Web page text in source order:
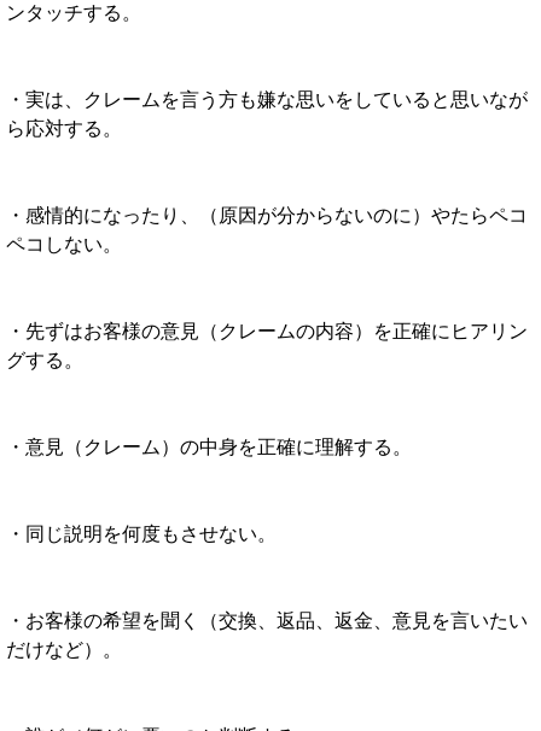
ンタッチする。
・実は、クレームを言う方も嫌な思いをしていると思いなが
ら応対する。
・感情的になったり、（原因が分からないのに）やたらペコ
ペコしない。
・先ずはお客様の意見（クレームの内容）を正確にヒアリン
グする。
・意見（クレーム）の中身を正確に理解する。
・同じ説明を何度もさせない。
・お客様の希望を聞く（交換、返品、返金、意見を言いたい
だけなど）。